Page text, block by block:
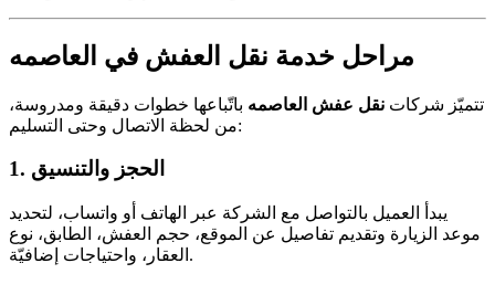
مراحل خدمة نقل العفش في العاصمه
تتميّز شركات نقل عفش العاصمه باتّباعها خطوات دقيقة ومدروسة،
من لحظة الاتصال وحتى التسليم:
1. الحجز والتنسيق
يبدأ العميل بالتواصل مع الشركة عبر الهاتف أو واتساب، لتحديد
موعد الزيارة وتقديم تفاصيل عن الموقع، حجم العفش، الطابق، نوع
العقار، واحتياجات إضافيّة.